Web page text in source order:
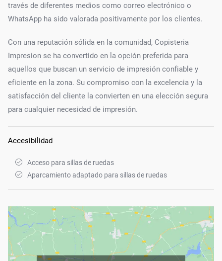
través de diferentes medios como correo electrónico o
WhatsApp ha sido valorada positivamente por los clientes.
Con una reputación sólida en la comunidad, Copisteria
Impresion se ha convertido en la opción preferida para
aquellos que buscan un servicio de impresión confiable y
eficiente en la zona. Su compromiso con la excelencia y la
satisfacción del cliente la convierten en una elección segura
para cualquier necesidad de impresión.
Accesibilidad
Acceso para sillas de ruedas
Aparcamiento adaptado para sillas de ruedas